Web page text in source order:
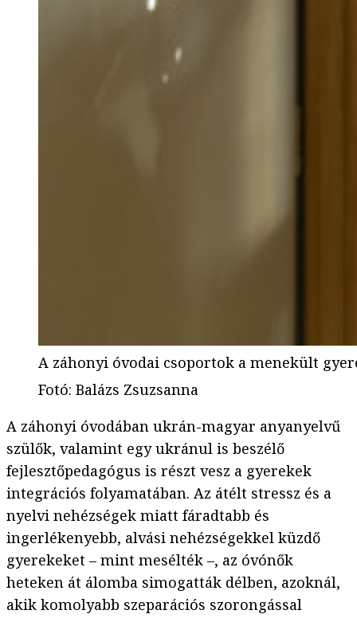
A záhonyi óvodai csoportok a menekült
Fotó: Balázs Zsuzsanna
A záhonyi óvodában ukrán-magyar anyanyelvű
szülők, valamint egy ukránul is beszélő
fejlesztőpedagógus is részt vesz a gyerekek
integrációs folyamatában. Az átélt stressz és a
nyelvi nehézségek miatt fáradtabb és
ingerlékenyebb, alvási nehézségekkel küzdő
gyerekeket – mint mesélték –, az óvónők
heteken át álomba simogatták délben, azoknál,
akik komolyabb szeparációs szorongással